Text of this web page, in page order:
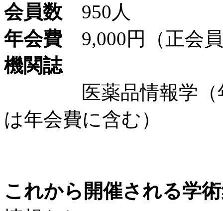
会員数 950人
年会費 9,000円（正会
機関誌
医薬品情報学（年
は年会費に含む）
これから開催される学